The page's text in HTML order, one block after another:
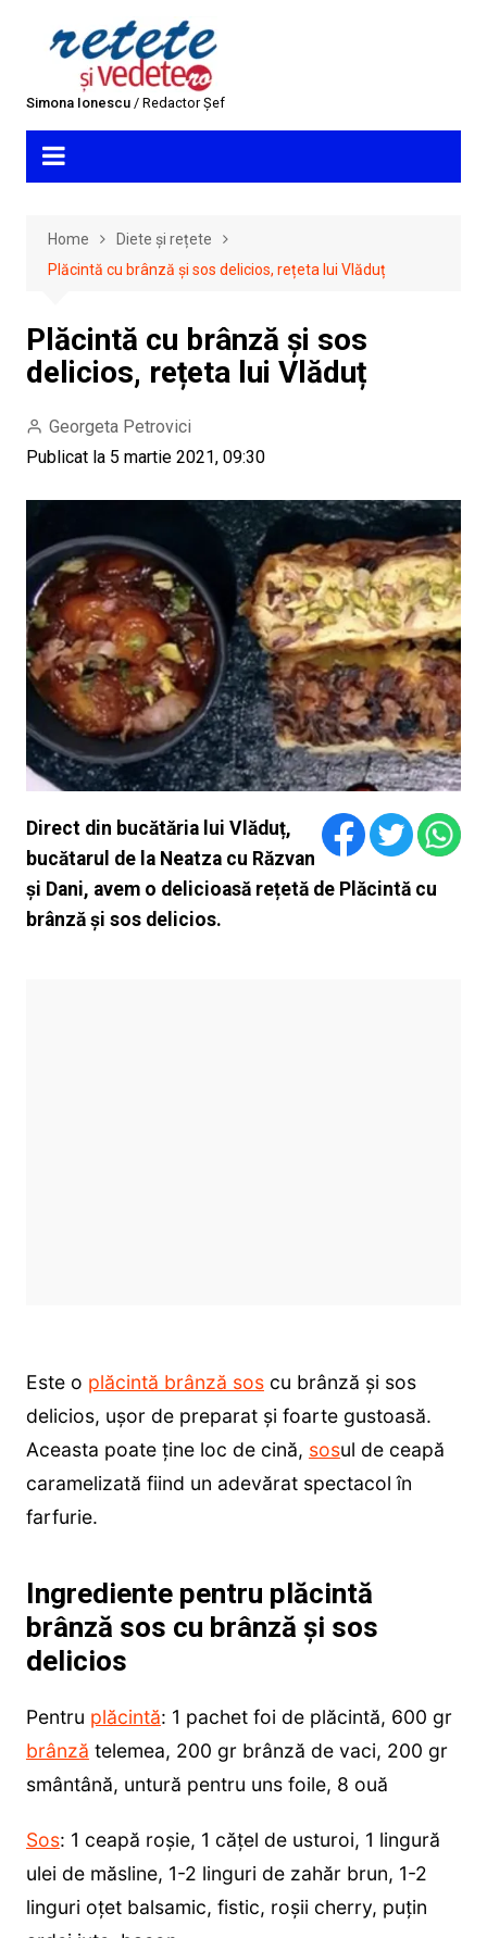
Simona Ionescu/ Redactor Șef
Home
Diete și rețete
Plăcintă cu brânză și sos delicios, rețeta lui Vlăduț
Plăcintă cu brânză și sos
delicios, rețeta lui Vlăduț
Georgeta Petrovici
Publicat la 5 martie 2021, 09:30
Direct din bucătăria lui Vlăduț,
bucătarul de la Neatza cu Răzvan
și Dani, avem o delicioasă rețetă de Plăcintă cu
brânză și sos delicios.
Este o plăcintă brânză soscu brânză și sos
delicios, ușor de preparat și foarte gustoasă.
Aceasta poate ține loc de cină, sosul de ceapă
caramelizată fiind un adevărat spectacol în
farfurie.
Ingrediente pentru plăcintă
brânză sos cu brânză și sos
delicios
Pentru plăcintă: 1 pachet foi de plăcintă, 600 gr
brânză telemea, 200 gr brânză de vaci, 200 gr
smântână, untură pentru uns foile, 8 ouă
Sos: 1 ceapă roșie, 1 cățel de usturoi, 1 lingură
ulei de măsline, 1-2 linguri de zahăr brun, 1-2
linguri oțet balsamic, fistic, roșii cherry, puțin